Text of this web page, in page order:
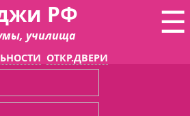
☰
РФ
училища
ОТКР.ДВЕРИ